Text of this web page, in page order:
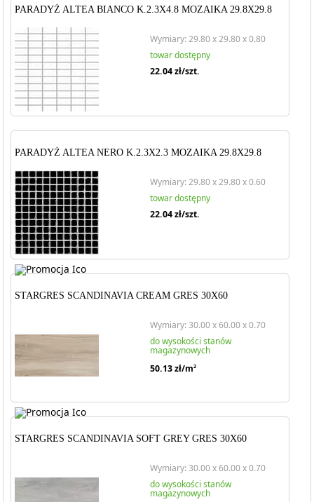
PARADYŻ ALTEA BIANCO K.2.3X4.8 MOZAIKA 29.8X29.8
Wymiary: 29.80 x 29.80 x 0.80
towar dostępny
22.04zł/szt.
PARADYŻ ALTEA NERO K.2.3X2.3 MOZAIKA 29.8X29.8
Wymiary: 29.80 x 29.80 x 0.60
towar dostępny
22.04zł/szt.
STARGRES SCANDINAVIA CREAM GRES 30X60
Wymiary: 30.00 x 60.00 x 0.70
do wysokości stanów
magazynowych
50.13zł/m2
STARGRES SCANDINAVIA SOFT GREY GRES 30X60
Wymiary: 30.00 x 60.00 x 0.70
do wysokości stanów
magazynowych